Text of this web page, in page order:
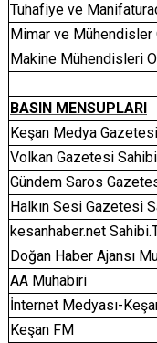
Tuhafiye ve
Mimar ve Mühendisler
Makine Mühendisleri
BASIN MENSUPLARI
Keşan Medya
Volkan
Gündem Saros
Halkın Sesi Gazetesi
kesanhaber.net
Doğan Haber
AA Muhabiri
İnternet Medyası-
Keşan FM